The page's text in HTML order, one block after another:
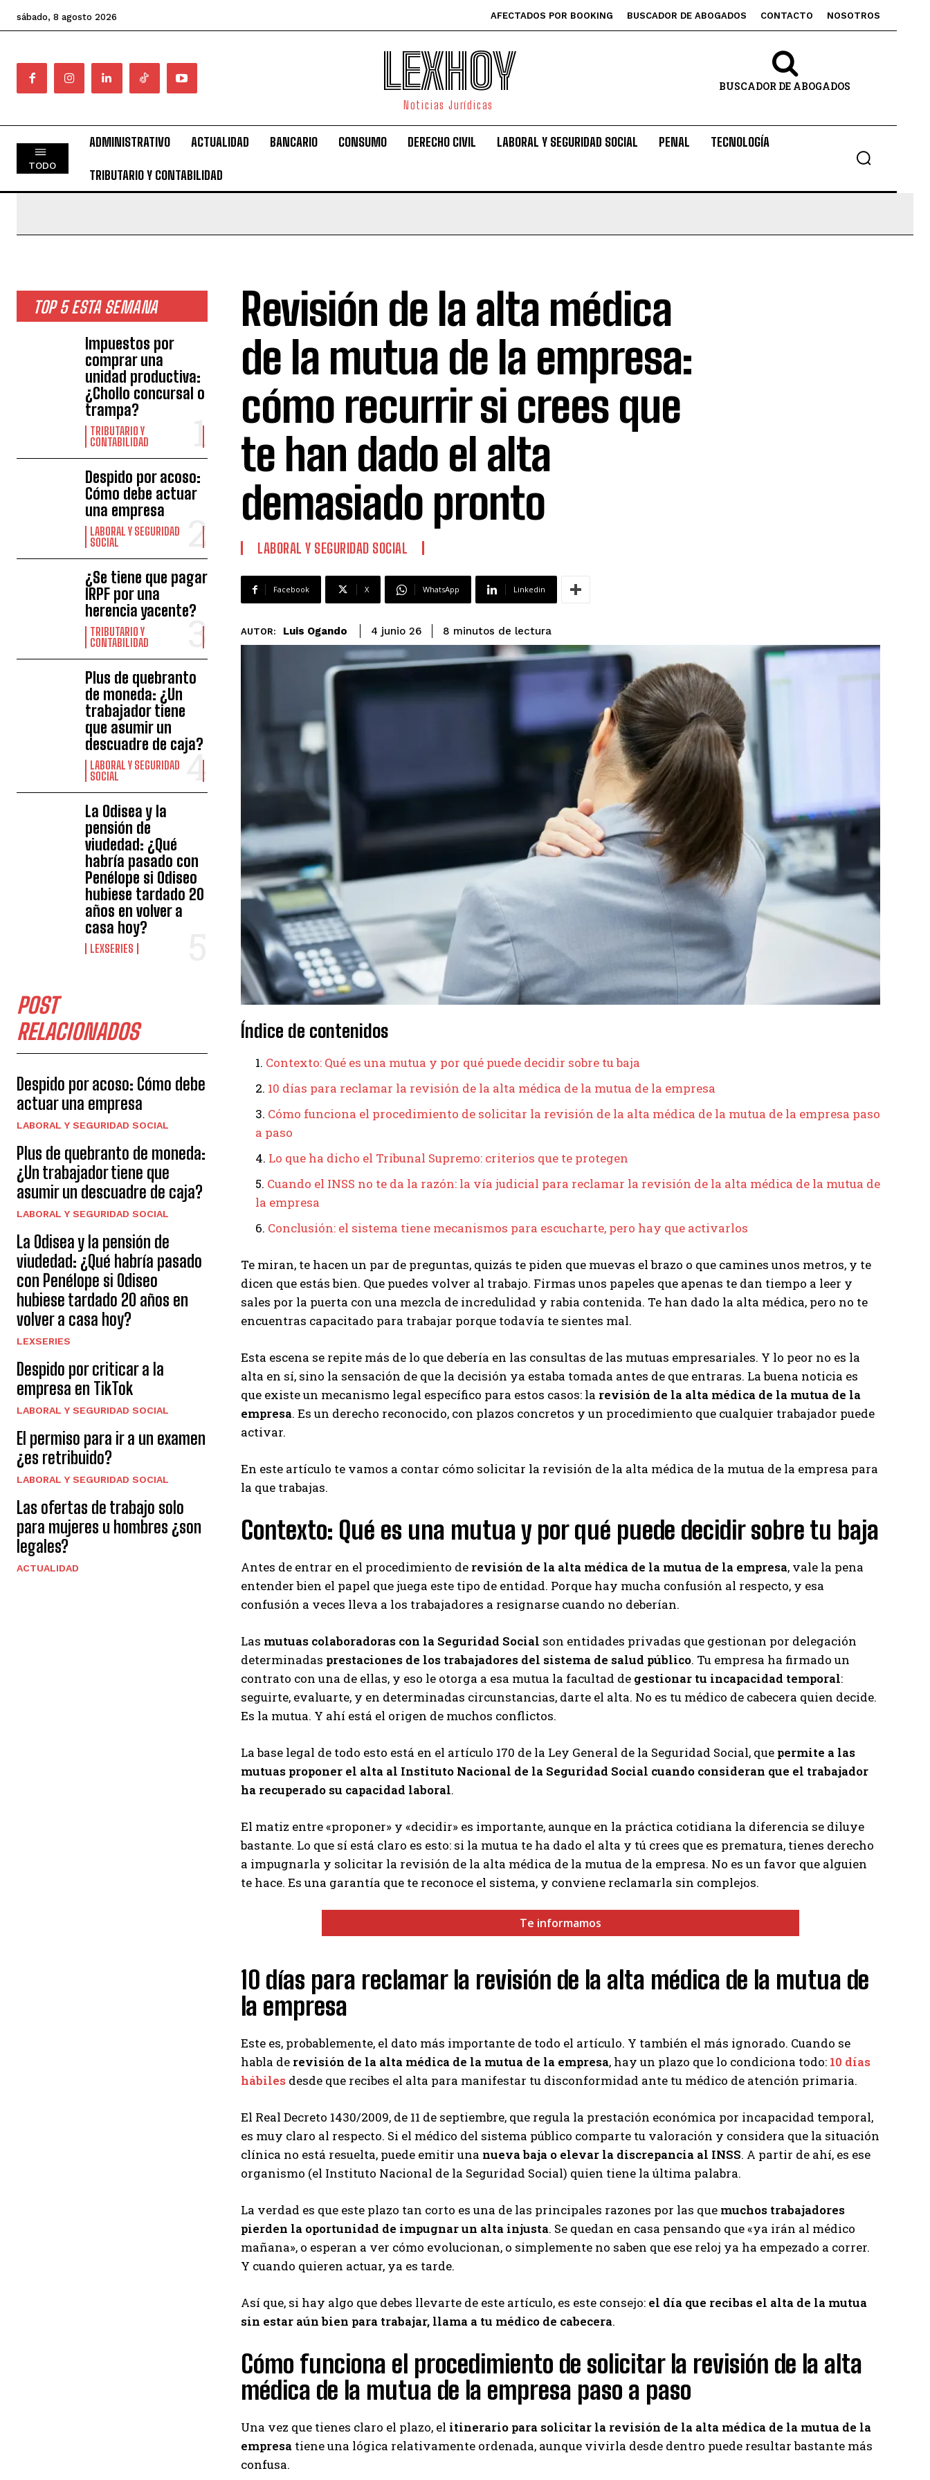
sábado, 8 agosto 2026 AFECTADOS POR BOOKING BUSCADOR DE ABOGADOS CONTACTO NOSOTROS
LEXHOY
Noticias Jurídicas
BUSCADOR DE ABOGADOS
TODO
ADMINISTRATIVO ACTUALIDAD BANCARIO CONSUMO DERECHO CIVIL LABORAL Y SEGURIDAD SOCIAL PENAL TECNOLOGÍA
TRIBUTARIO Y CONTABILIDAD
TOP 5 ESTA SEMANA
Impuestos por
comprar una
unidad productiva:
¿Chollo concursal o
trampa?
TRIBUTARIO Y
CONTABILIDAD
Despido por acoso:
Cómo debe actuar
una empresa
LABORAL Y SEGURIDAD
SOCIAL
¿Se tiene que pagar
IRPF por una
herencia yacente?
TRIBUTARIO Y
CONTABILIDAD
Plus de quebranto
de moneda: ¿Un
trabajador tiene
que asumir un
descuadre de caja?
LABORAL Y SEGURIDAD
SOCIAL
La Odisea y la
pensión de
viudedad: ¿Qué
habría pasado con
Penélope si Odiseo
hubiese tardado 20
años en volver a
casa hoy?
LEXSERIES
POST
RELACIONADOS
Despido por acoso: Cómo debe
actuar una empresa
LABORAL Y SEGURIDAD SOCIAL
Plus de quebranto de moneda:
¿Un trabajador tiene que
asumir un descuadre de caja?
LABORAL Y SEGURIDAD SOCIAL
La Odisea y la pensión de
viudedad: ¿Qué habría pasado
con Penélope si Odiseo
hubiese tardado 20 años en
volver a casa hoy?
LEXSERIES
Despido por criticar a la
empresa en TikTok
LABORAL Y SEGURIDAD SOCIAL
El permiso para ir a un examen
¿es retribuido?
LABORAL Y SEGURIDAD SOCIAL
Las ofertas de trabajo solo
para mujeres u hombres ¿son
legales?
ACTUALIDAD
Revisión de la alta médica
de la mutua de la empresa:
cómo recurrir si crees que
te han dado el alta
demasiado pronto
LABORAL Y SEGURIDAD SOCIAL
Facebook X WhatsApp Linkedin
AUTOR: Luis Ogando 4 junio 26 8 minutos de lectura
Índice de contenidos
Contexto: Qué es una mutua y por qué puede decidir sobre tu baja
10 días para reclamar la revisión de la alta médica de la mutua de la empresa
Cómo funciona el procedimiento de solicitar la revisión de la alta médica de la mutua de la empresa paso
a paso
Lo que ha dicho el Tribunal Supremo: criterios que te protegen
Cuando el INSS no te da la razón: la vía judicial para reclamar la revisión de la alta médica de la mutua de
la empresa
Conclusión: el sistema tiene mecanismos para escucharte, pero hay que activarlos
Te miran, te hacen un par de preguntas, quizás te piden que muevas el brazo o que camines unos metros, y te
dicen que estás bien. Que puedes volver al trabajo. Firmas unos papeles que apenas te dan tiempo a leer y
sales por la puerta con una mezcla de incredulidad y rabia contenida. Te han dado la alta médica, pero no te
encuentras capacitado para trabajar porque todavía te sientes mal.
Esta escena se repite más de lo que debería en las consultas de las mutuas empresariales. Y lo peor no es la
alta en sí, sino la sensación de que la decisión ya estaba tomada antes de que entraras. La buena noticia es
que existe un mecanismo legal específico para estos casos: la revisión de la alta médica de la mutua de la
empresa. Es un derecho reconocido, con plazos concretos y un procedimiento que cualquier trabajador puede
activar.
En este artículo te vamos a contar cómo solicitar la revisión de la alta médica de la mutua de la empresa para
la que trabajas.
Contexto: Qué es una mutua y por qué puede decidir sobre tu baja
Antes de entrar en el procedimiento de revisión de la alta médica de la mutua de la empresa, vale la pena
entender bien el papel que juega este tipo de entidad. Porque hay mucha confusión al respecto, y esa
confusión a veces lleva a los trabajadores a resignarse cuando no deberían.
Las mutuas colaboradoras con la Seguridad Social son entidades privadas que gestionan por delegación
determinadas prestaciones de los trabajadores del sistema de salud público. Tu empresa ha firmado un
contrato con una de ellas, y eso le otorga a esa mutua la facultad de gestionar tu incapacidad temporal:
seguirte, evaluarte, y en determinadas circunstancias, darte el alta. No es tu médico de cabecera quien decide.
Es la mutua. Y ahí está el origen de muchos conflictos.
La base legal de todo esto está en el artículo 170 de la Ley General de la Seguridad Social, que permite a las
mutuas proponer el alta al Instituto Nacional de la Seguridad Social cuando consideran que el trabajador
ha recuperado su capacidad laboral.
El matiz entre «proponer» y «decidir» es importante, aunque en la práctica cotidiana la diferencia se diluye
bastante. Lo que sí está claro es esto: si la mutua te ha dado el alta y tú crees que es prematura, tienes derecho
a impugnarla y solicitar la revisión de la alta médica de la mutua de la empresa. No es un favor que alguien
te hace. Es una garantía que te reconoce el sistema, y conviene reclamarla sin complejos.
Te informamos
10 días para reclamar la revisión de la alta médica de la mutua de
la empresa
Este es, probablemente, el dato más importante de todo el artículo. Y también el más ignorado. Cuando se
habla de revisión de la alta médica de la mutua de la empresa, hay un plazo que lo condiciona todo: 10 días
hábiles desde que recibes el alta para manifestar tu disconformidad ante tu médico de atención primaria.
El Real Decreto 1430/2009, de 11 de septiembre, que regula la prestación económica por incapacidad temporal,
es muy claro al respecto. Si el médico del sistema público comparte tu valoración y considera que la situación
clínica no está resuelta, puede emitir una nueva baja o elevar la discrepancia al INSS. A partir de ahí, es ese
organismo (el Instituto Nacional de la Seguridad Social) quien tiene la última palabra.
La verdad es que este plazo tan corto es una de las principales razones por las que muchos trabajadores
pierden la oportunidad de impugnar un alta injusta. Se quedan en casa pensando que «ya irán al médico
mañana», o esperan a ver cómo evolucionan, o simplemente no saben que ese reloj ya ha empezado a correr.
Y cuando quieren actuar, ya es tarde.
Así que, si hay algo que debes llevarte de este artículo, es este consejo: el día que recibas el alta de la mutua
sin estar aún bien para trabajar, llama a tu médico de cabecera.
Cómo funciona el procedimiento de solicitar la revisión de la alta
médica de la mutua de la empresa paso a paso
Una vez que tienes claro el plazo, el itinerario para solicitar la revisión de la alta médica de la mutua de la
empresa tiene una lógica relativamente ordenada, aunque vivirla desde dentro puede resultar bastante más
confusa.